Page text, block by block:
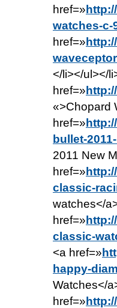
href=»
watches-c-
href=»
</li></ul></
href=»
«>Chopard
href=»
bullet-
2011 New
href=»
classic-
watches</
href=»
classic-
<a href=»
happy-
Watches</
href=»